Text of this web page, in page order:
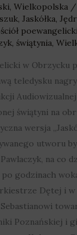
, Wielkopolska/
, Jaskółka,
, świątynia,
w Obrzycku
teledysku
świątyni na
wersja
utworu
na co
godzinach
Dętej i w
Poznańskiej i